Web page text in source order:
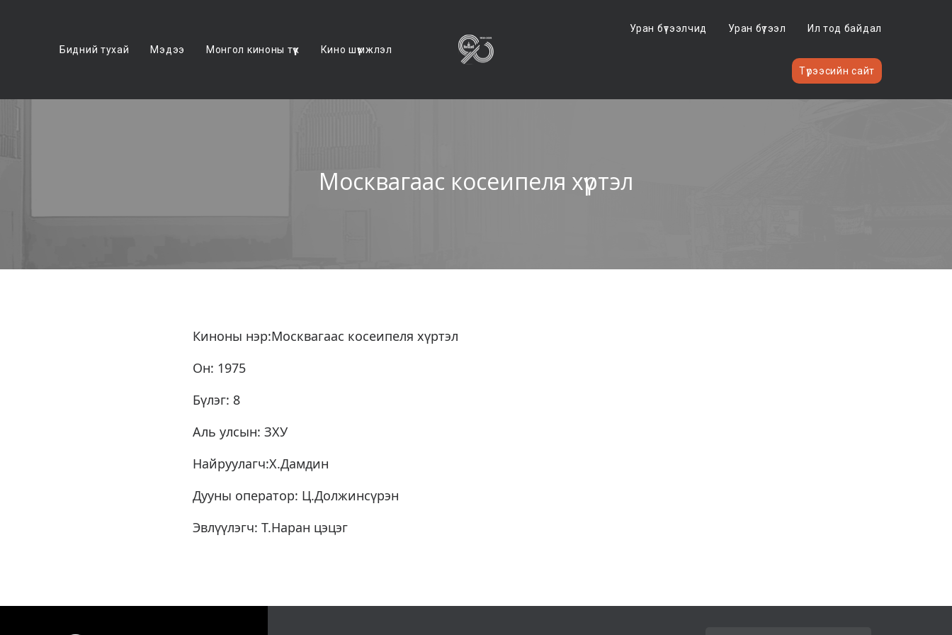
Бидний тухай Мэдээ Монгол киноны түүх Кино шүүмжлэл
Уран бүтээлчид Уран бүтээл Ил тод байдал
Түрээсийн сайт
Москвагаас косеипеля хүртэл
Киноны нэр:Москвагаас косеипеля хүртэл
Он: 1975
Бүлэг: 8
Аль улсын: ЗХУ
Найруулагч:Х.Дамдин
Дууны оператор: Ц.Должинсүрэн
Эвлүүлэгч: Т.Наран цэцэг